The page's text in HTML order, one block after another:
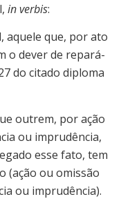
in verbis:
aquele que, por ato
o dever de repará-
do citado diploma
outrem, por ação
ou imprudência,
esse fato, tem
(ação ou omissão
ou imprudência).